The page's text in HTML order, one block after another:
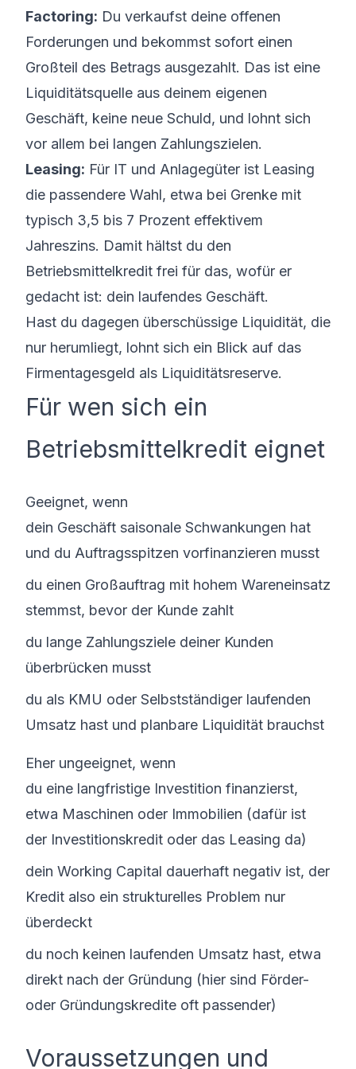
Factoring: Du verkaufst deine offenen
Forderungen und bekommst sofort einen
Großteil des Betrags ausgezahlt. Das ist eine
Liquiditätsquelle aus deinem eigenen
Geschäft, keine neue Schuld, und lohnt sich
vor allem bei langen Zahlungszielen.
Leasing: Für IT und Anlagegüter ist Leasing
die passendere Wahl, etwa bei Grenke mit
typisch 3,5 bis 7 Prozent effektivem
Jahreszins. Damit hältst du den
Betriebsmittelkredit frei für das, wofür er
gedacht ist: dein laufendes Geschäft.
Hast du dagegen überschüssige Liquidität, die
nur herumliegt, lohnt sich ein Blick auf das
Firmentagesgeld als Liquiditätsreserve.
Für wen sich ein
Betriebsmittelkredit eignet
Geeignet, wenn
dein Geschäft saisonale Schwankungen hat
und du Auftragsspitzen vorfinanzieren musst
du einen Großauftrag mit hohem Wareneinsatz
stemmst, bevor der Kunde zahlt
du lange Zahlungsziele deiner Kunden
überbrücken musst
du als KMU oder Selbstständiger laufenden
Umsatz hast und planbare Liquidität brauchst
Eher ungeeignet, wenn
du eine langfristige Investition finanzierst,
etwa Maschinen oder Immobilien (dafür ist
der Investitionskredit oder das Leasing da)
dein Working Capital dauerhaft negativ ist, der
Kredit also ein strukturelles Problem nur
überdeckt
du noch keinen laufenden Umsatz hast, etwa
direkt nach der Gründung (hier sind Förder-
oder Gründungskredite oft passender)
Voraussetzungen und